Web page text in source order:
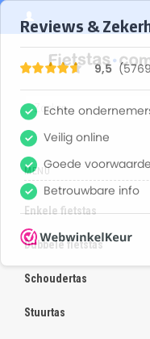
MENU
Enkele fietstas
Dubbele fietstas
Schoudertas
Stuurtas
ghost